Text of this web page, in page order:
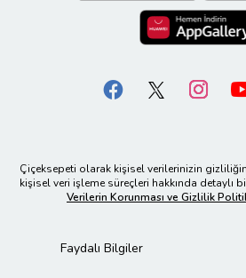
Çiçeksepeti olarak kişisel verilerinizin
kişisel veri işleme süreçleri hakkında detaylı
Verilerin Korunması ve Gizlilik
Faydalı Bilgiler